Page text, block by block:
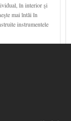
în interior şi
mai întâi în
instrumentele